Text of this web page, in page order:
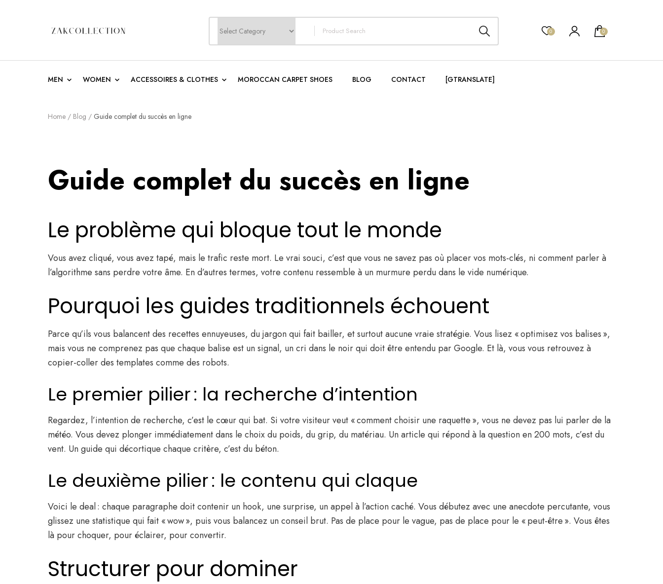
for:
0 0
MEN WOMEN ACCESSOIRES & CLOTHES MOROCCAN CARPET SHOES BLOG CONTACT [GTRANSLATE]
Home / Blog / Guide complet du succès en ligne
Guide complet du succès en ligne
Le problème qui bloque tout le monde
Vous avez cliqué, vous avez tapé, mais le trafic reste mort. Le vrai souci, c’est que vous ne savez pas où placer vos mots-clés, ni comment parler à
l’algorithme sans perdre votre âme. En d’autres termes, votre contenu ressemble à un murmure perdu dans le vide numérique.
Pourquoi les guides traditionnels échouent
Parce qu’ils vous balancent des recettes ennuyeuses, du jargon qui fait bailler, et surtout aucune vraie stratégie. Vous lisez « optimisez vos balises »,
mais vous ne comprenez pas que chaque balise est un signal, un cri dans le noir qui doit être entendu par Google. Et là, vous vous retrouvez à
copier-coller des templates comme des robots.
Le premier pilier : la recherche d’intention
Regardez, l’intention de recherche, c’est le cœur qui bat. Si votre visiteur veut « comment choisir une raquette », vous ne devez pas lui parler de la
météo. Vous devez plonger immédiatement dans le choix du poids, du grip, du matériau. Un article qui répond à la question en 200 mots, c’est du
vent. Un guide qui décortique chaque critère, c’est du béton.
Le deuxième pilier : le contenu qui claque
Voici le deal : chaque paragraphe doit contenir un hook, une surprise, un appel à l’action caché. Vous débutez avec une anecdote percutante, vous
glissez une statistique qui fait « wow », puis vous balancez un conseil brut. Pas de place pour le vague, pas de place pour le « peut-être ». Vous êtes
là pour choquer, pour éclairer, pour convertir.
Structurer pour dominer